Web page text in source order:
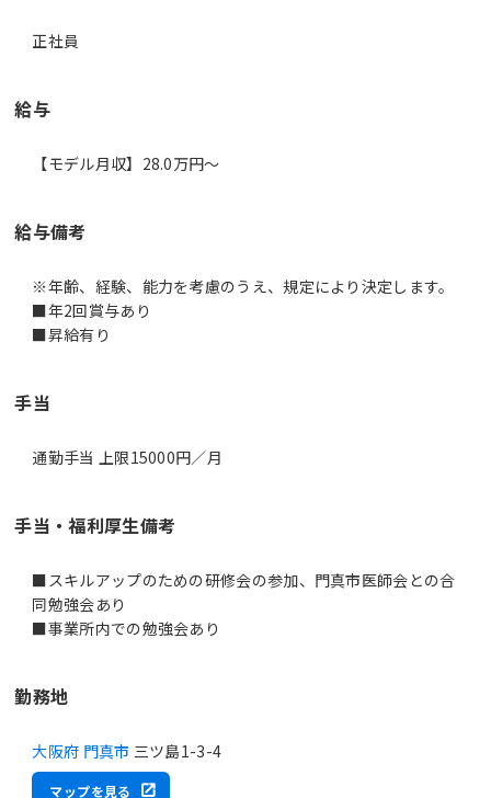
正社員
給与
【モデル月収】28.0万円〜
給与備考
※年齢、経験、能力を考慮のうえ、規定により決定します。
■年2回賞与あり
■昇給有り
手当
通勤手当 上限15000円／月
手当・福利厚生備考
■スキルアップのための研修会の参加、門真市医師会との合
同勉強会あり
■事業所内での勉強会あり
勤務地
大阪府 門真市 三ツ島1-3-4
マップを見る